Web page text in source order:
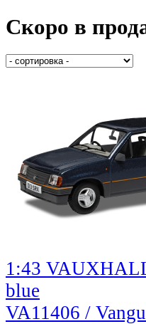
Скоро в
1:43
blue
VA11406 /